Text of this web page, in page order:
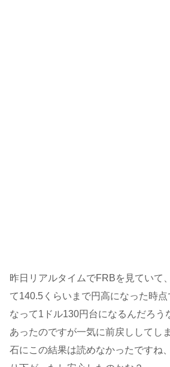
昨日リアルタイムでFRBを見ていて
て140.5くらいまで円高になった時
なって1ドル130円台になるんだろう
あったのですが一気に前戻ししてし
石にこの結果は読めなかったですね